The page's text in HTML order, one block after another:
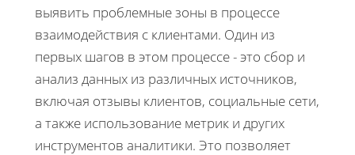
выявить проблемные зоны в процессе
взаимодействия с клиентами. Один из
первых шагов в этом процессе - это сбор и
анализ данных из различных источников,
включая отзывы клиентов, социальные сети,
а также использование метрик и других
инструментов аналитики. Это позволяет